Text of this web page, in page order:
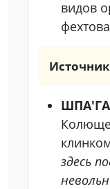
видов
ШПА'ГА
здесь